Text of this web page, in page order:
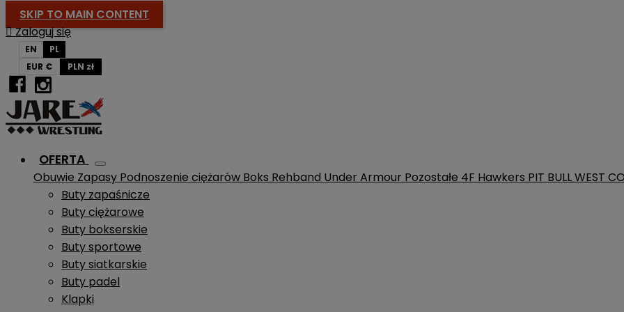
SKIP TO MAIN CONTENT
Zaloguj się
EN
PL
EUR €
PLN zł
OFERTA
Obuwie Zapasy Podnoszenie ciężarów Boks Rehband Under Armour Pozostałe 4F Hawkers PIT BULL WEST
Buty zapaśnicze
Buty ciężarowe
Buty bokserskie
Buty sportowe
Buty siatkarskie
Buty padel
Klapki